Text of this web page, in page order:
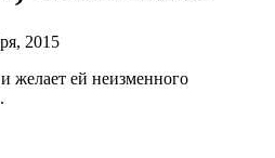
, 2015
желает ей неизменного